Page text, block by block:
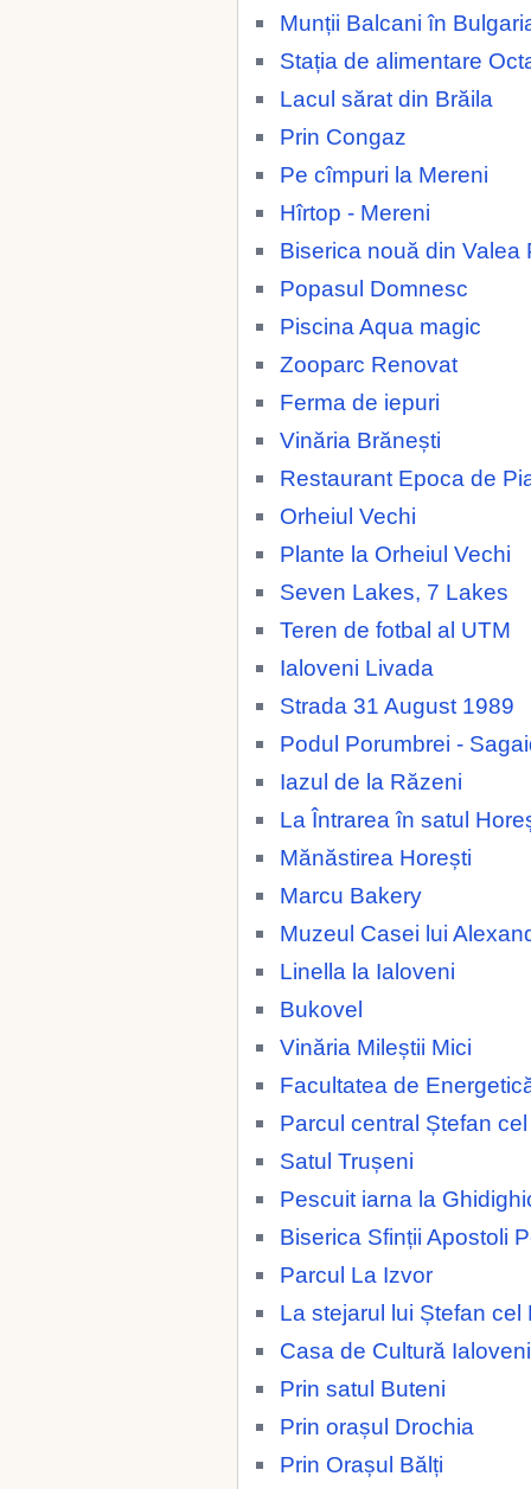
Munții Balcani în
Stația de alimentare
Lacul sărat din Brăila
Prin Congaz
Pe cîmpuri la Mereni
Hîrtop - Mereni
Biserica nouă din Valea
Popasul Domnesc
Piscina Aqua magic
Zooparc Renovat
Ferma de iepuri
Vinăria Brănești
Restaurant Epoca de
Orheiul Vechi
Plante la Orheiul Vechi
Seven Lakes, 7 Lakes
Teren de fotbal al UTM
Ialoveni Livada
Strada 31 August 1989
Podul Porumbrei -
Iazul de la Răzeni
La Întrarea în satul
Mănăstirea Horești
Marcu Bakery
Muzeul Casei lui
Linella la Ialoveni
Bukovel
Vinăria Mileștii Mici
Facultatea de
Parcul central Ștefan
Satul Trușeni
Pescuit iarna la
Biserica Sfinții Apostoli
Parcul La Izvor
La stejarul lui Ștefan cel
Casa de Cultură Ialoveni
Prin satul Buteni
Prin orașul Drochia
Prin Orașul Bălți